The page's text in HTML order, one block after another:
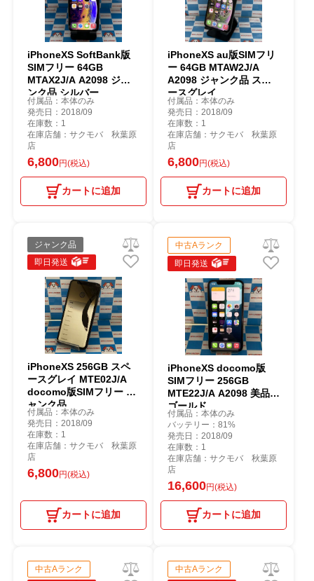
iPhoneXS SoftBank版
SIMフリー 64GB
MTAX2J/A A2098 ジャ
ンク品 シルバー
付属品：本体のみ
発売日：2018/09
在庫数：1
在庫店舗：サクモバ 秋葉原
店
6,800円(税込)
カートに追加
iPhoneXS au版SIMフリ
ー 64GB MTAW2J/A
A2098 ジャンク品 スペ
ースグレイ
付属品：本体のみ
発売日：2018/09
在庫数：1
在庫店舗：サクモバ 秋葉原
店
6,800円(税込)
カートに追加
ジャンク品
即日発送
iPhoneXS 256GB スペ
ースグレイ MTE02J/A
docomo版SIMフリー ジ
ャンク品
付属品：本体のみ
発売日：2018/09
在庫数：1
在庫店舗：サクモバ 秋葉原
店
6,800円(税込)
カートに追加
中古Aランク
即日発送
iPhoneXS docomo版
SIMフリー 256GB
MTE22J/A A2098 美品
ゴールド
付属品：本体のみ
バッテリー：81%
発売日：2018/09
在庫数：1
在庫店舗：サクモバ 秋葉原
店
16,600円(税込)
カートに追加
中古Aランク
中古Aランク